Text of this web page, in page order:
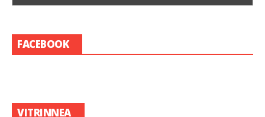
FACEBOOK
VITRINNEA